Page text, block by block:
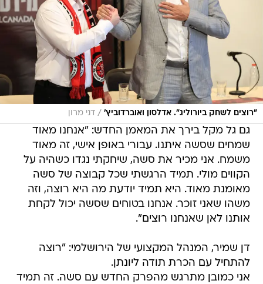
"רוצים לשחק ביורוליג". אדלסון ואוברדוביץ' / דני מרון
גם גל מקל בירך את המאמן החדש: "אנחנו מאוד
שמחים שסשה איתנו. עבורי באופן אישי, זה מאוד
משמח. אני מכיר את סשה, שיחקתי נגדו כשהיה על
הקווים מולי. תמיד הרגשתי שכל קבוצה של סשה
מאומנת מאוד. היא תמיד יודעת מה היא רוצה, וזה
משהו שאני זוכר. אנחנו בטוחים שסשה יכול לקחת
אותנו לאן שאנחנו רוצים".
דן שמיר, המנהל המקצועי של הירושלמי: "רוצה
להתחיל עם הכרת תודה ליונתן.
אני כמובן מתרגש מהפרק החדש עם סשה. זה תמיד